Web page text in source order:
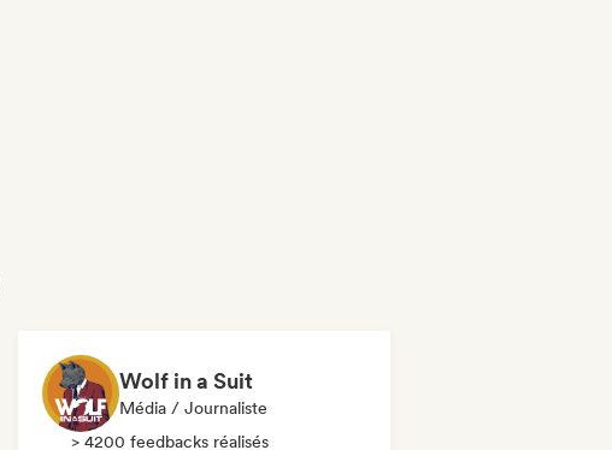
Wolf in a Suit
Média / Journaliste
> 4200 feedbacks réalisés